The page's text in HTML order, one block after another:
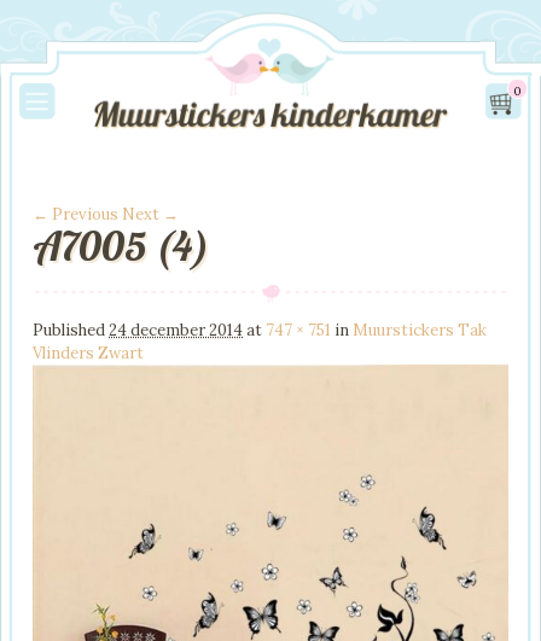
0
Image navigation
← Previous Next →
A7005 (4)
Published24 december 2014at 747 × 751 in Muurstickers Tak
Vlinders Zwart